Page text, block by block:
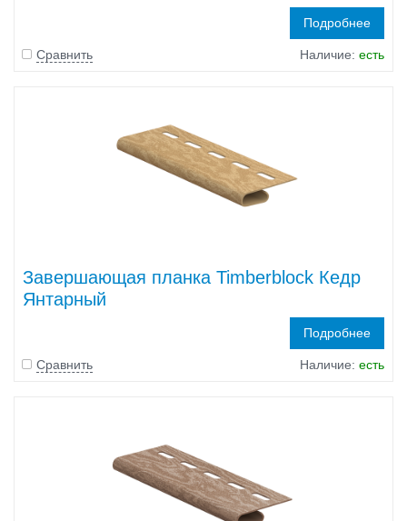
Подробнее
Сравнить Наличие: есть
Завершающая планка Timberblock Кедр
Янтарный
Подробнее
Сравнить Наличие: есть